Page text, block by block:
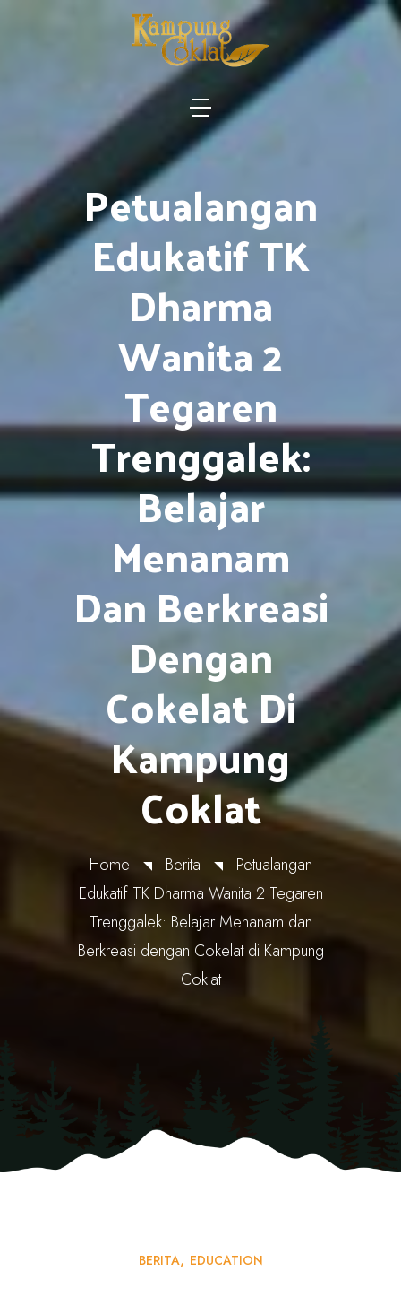
Petualangan
Edukatif TK
Dharma
Wanita 2
Tegaren
Trenggalek:
Belajar
Menanam
Dan Berkreasi
Dengan
Cokelat Di
Kampung
Coklat
Home Berita
Petualangan
Edukatif TK Dharma Wanita 2 Tegaren
Trenggalek: Belajar Menanam dan
Berkreasi dengan Cokelat di Kampung
Coklat
BERITA EDUCATION